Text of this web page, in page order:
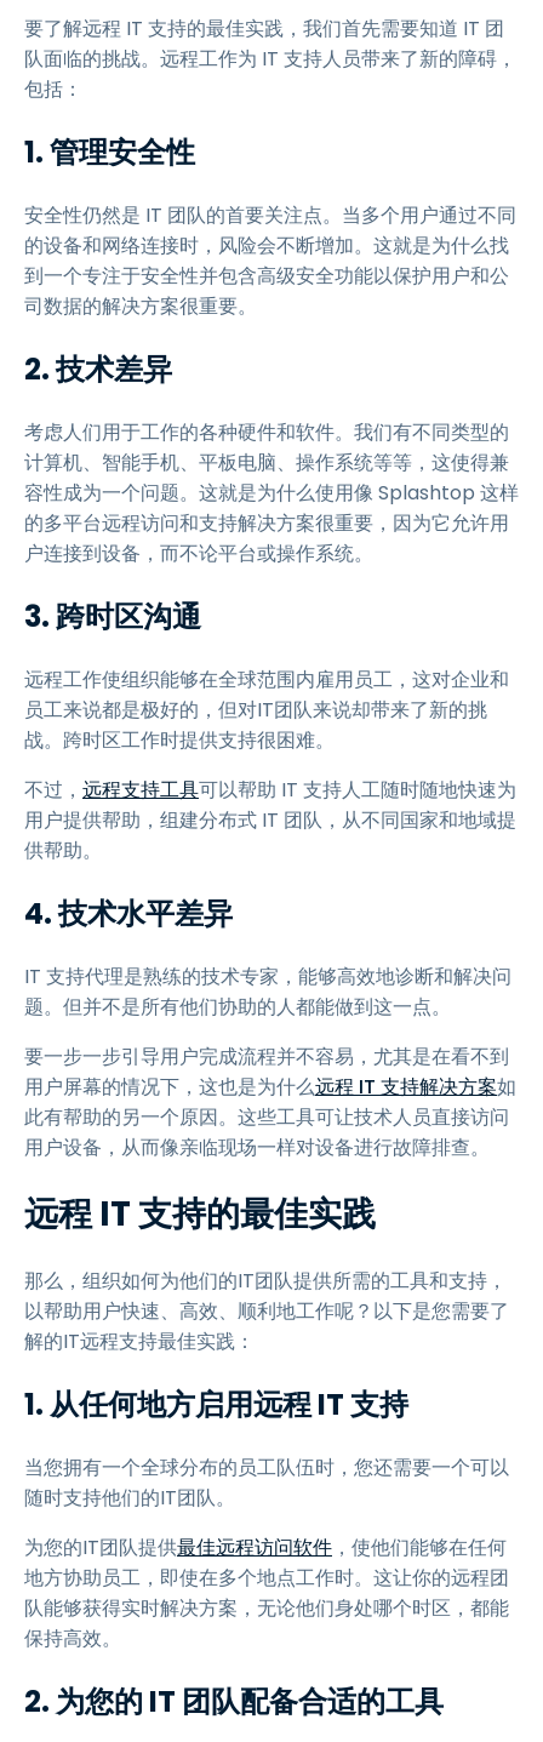
要了解远程 IT 支持的最佳实践，我们首先需要知道 IT 团
队面临的挑战。远程工作为 IT 支持人员带来了新的障碍，
包括：
1.管理安全性
安全性仍然是 IT 团队的首要关注点。当多个用户通过不同
的设备和网络连接时，风险会不断增加。这就是为什么找
到一个专注于安全性并包含高级安全功能以保护用户和公
司数据的解决方案很重要。
2.技术差异
考虑人们用于工作的各种硬件和软件。我们有不同类型的
计算机、智能手机、平板电脑、操作系统等等，这使得兼
容性成为一个问题。这就是为什么使用像 Splashtop 这样
的多平台远程访问和支持解决方案很重要，因为它允许用
户连接到设备，而不论平台或操作系统。
3.跨时区沟通
远程工作使组织能够在全球范围内雇用员工，这对企业和
员工来说都是极好的，但对IT团队来说却带来了新的挑
战。跨时区工作时提供支持很困难。
不过， 远程支持工具可以帮助 IT 支持人工随时随地快速为
用户提供帮助，组建分布式 IT 团队，从不同国家和地域提
供帮助。
4.技术水平差异
IT 支持代理是熟练的技术专家，能够高效地诊断和解决问
题。但并不是所有他们协助的人都能做到这一点。
要一步一步引导用户完成流程并不容易，尤其是在看不到
用户屏幕的情况下，这也是为什么远程 IT 支持解决方案如
此有帮助的另一个原因。这些工具可让技术人员直接访问
用户设备，从而像亲临现场一样对设备进行故障排查。
远程 IT 支持的最佳实践
那么，组织如何为他们的IT团队提供所需的工具和支持，
以帮助用户快速、高效、顺利地工作呢？以下是您需要了
解的IT远程支持最佳实践：
1.从任何地方启用远程 IT 支持
当您拥有一个全球分布的员工队伍时，您还需要一个可以
随时支持他们的IT团队。
为您的IT团队提供最佳远程访问软件 ，使他们能够在任何
地方协助员工，即使在多个地点工作时。这让你的远程团
队能够获得实时解决方案，无论他们身处哪个时区，都能
保持高效。
2.为您的 IT 团队配备合适的工具